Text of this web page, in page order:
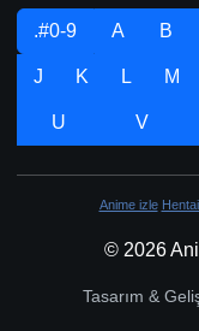
.#0-9 A B
J K L M
U V
Anime izle
© 2026
Tasarım &